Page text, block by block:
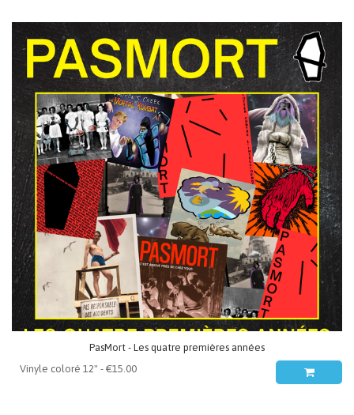
PasMort - Les quatre premières années